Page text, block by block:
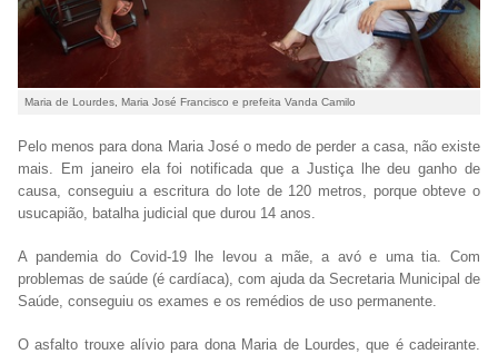
Maria de Lourdes, Maria José Francisco e prefeita Vanda Camilo
Pelo menos para dona Maria José o medo de perder a casa, não existe
mais. Em janeiro ela foi notificada que a Justiça lhe deu ganho de
causa, conseguiu a escritura do lote de 120 metros, porque obteve o
usucapião, batalha judicial que durou 14 anos.
A pandemia do Covid-19 lhe levou a mãe, a avó e uma tia. Com
problemas de saúde (é cardíaca), com ajuda da Secretaria Municipal de
Saúde, conseguiu os exames e os remédios de uso permanente.
O asfalto trouxe alívio para dona Maria de Lourdes, que é cadeirante.